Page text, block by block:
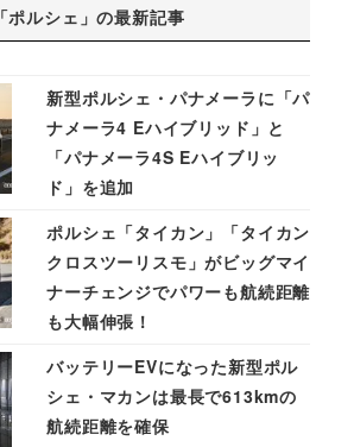
「ポルシェ」の最新記事
新型ポルシェ・パナメーラに「パ
ナメーラ4 Eハイブリッド」と
「パナメーラ4S Eハイブリッ
ド」を追加
ポルシェ「タイカン」「タイカン
クロスツーリスモ」がビッグマイ
ナーチェンジでパワーも航続距離
も大幅伸張！
バッテリーEVになった新型ポル
シェ・マカンは最長で613kmの
航続距離を確保